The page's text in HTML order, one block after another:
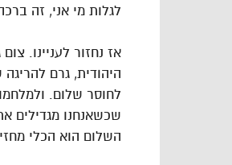
לגלות מי אני, זה
אז נחזור לעניינו.
היהודית, גרם
לחוסר שלום.
שכשאנחנו מגדילים
השלום הוא הכלי